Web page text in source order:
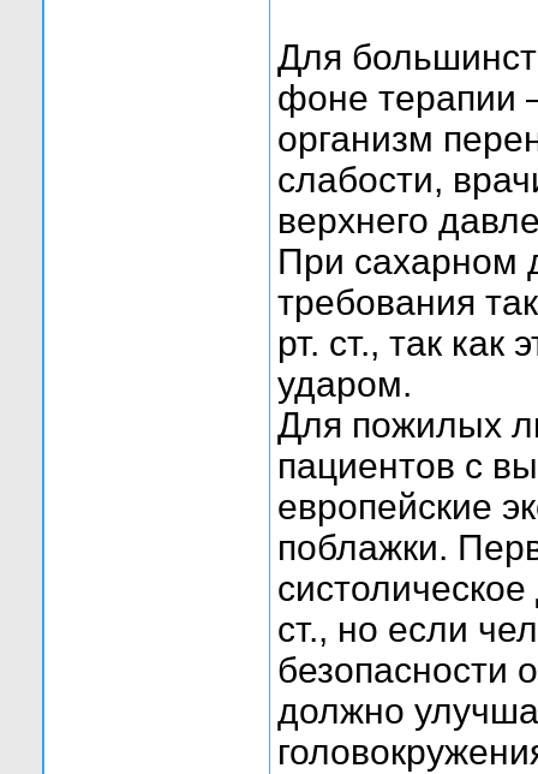
Для
фоне терапии
организм
слабости,
верхнего
При сахарном
требования
рт. ст., так как
ударом.
Для пожилых
пациентов с
европейские
поблажки.
ст., но если
безопасности
должно